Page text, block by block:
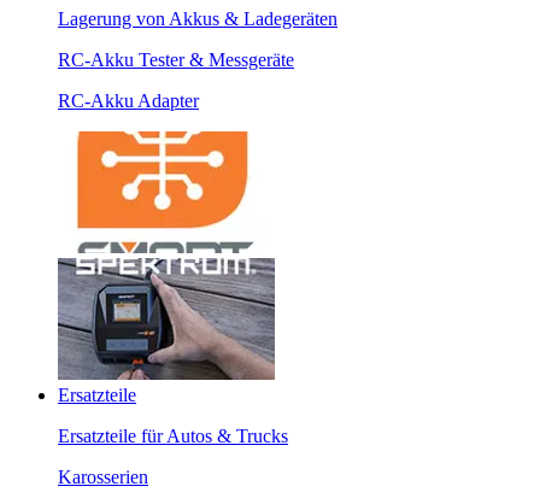
Lagerung von Akkus & Ladegeräten
RC-Akku Tester & Messgeräte
RC-Akku Adapter
Ersatzteile
Ersatzteile für Autos & Trucks
Karosserien